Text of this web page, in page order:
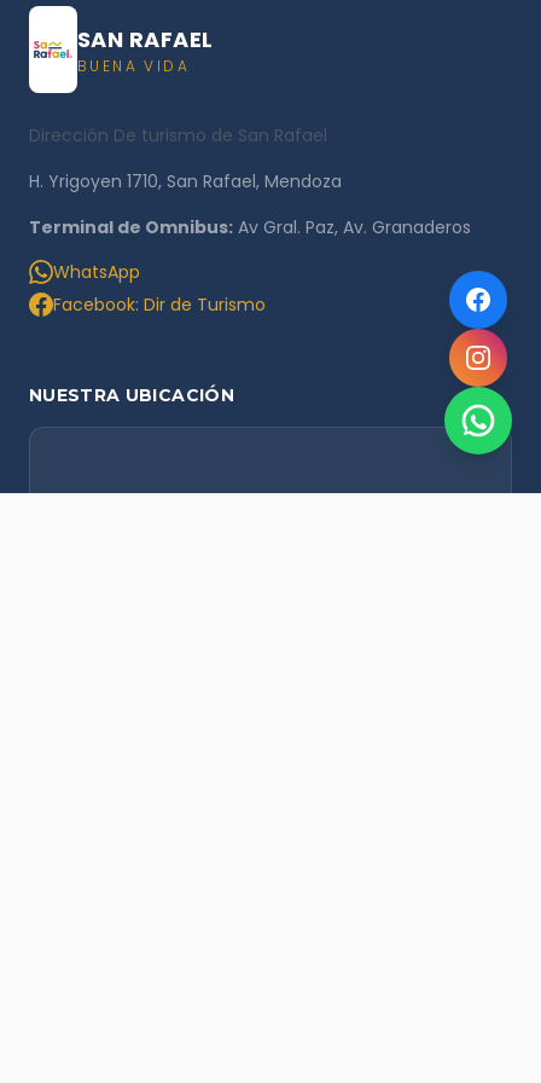
SAN RAFAEL
BUENA VIDA
Dirección De turismo de San Rafael
H. Yrigoyen 1710, San Rafael, Mendoza
Terminal de Omnibus: Av Gral. Paz, Av. Granaderos
WhatsApp
Facebook: Dir de Turismo
NUESTRA UBICACIÓN